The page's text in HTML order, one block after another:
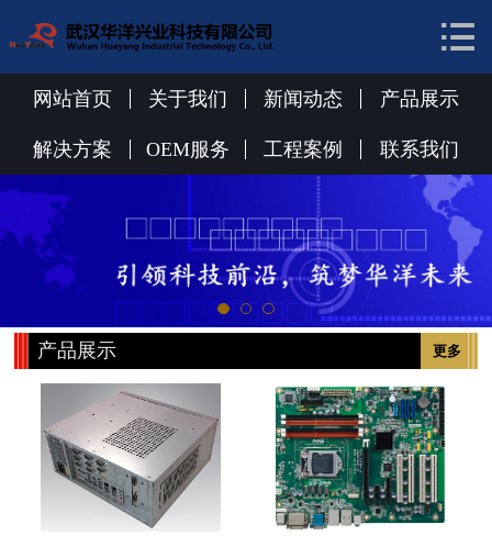
关于我们
新闻动态
解决方案
OEM服务
工程案例
联系我们

网站首页 关于我们 新闻动态 产品展示
解决方案 OEM服务 工程案例 联系我们
更多
产品展示